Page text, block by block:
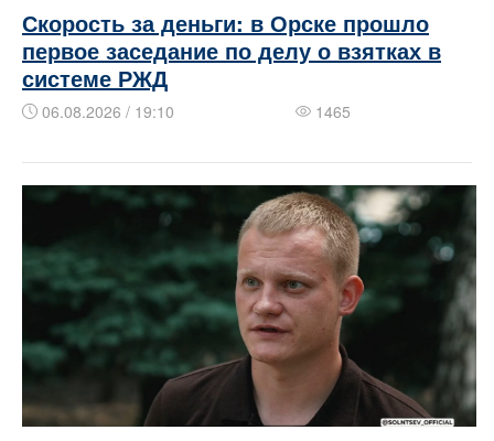
Скорость за деньги: в Орске прошло
первое заседание по делу о взятках в
системе РЖД
06.08.2026 / 19:10 1465